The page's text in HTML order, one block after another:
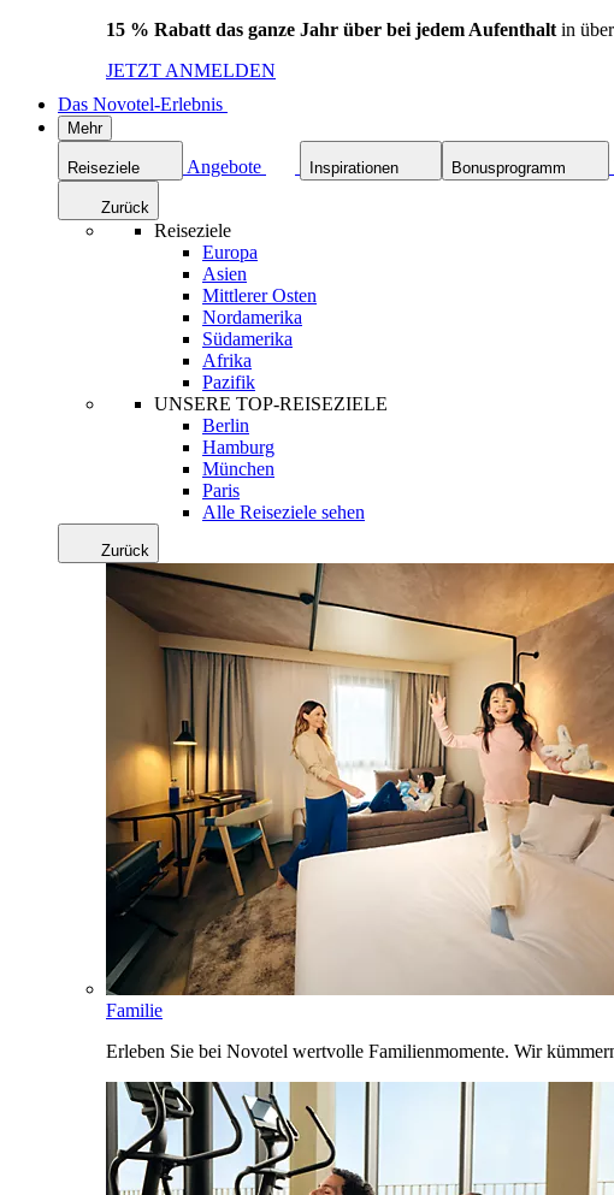
15 % Rabatt das ganze Jahr über bei jedem Aufenthalt in
JETZT ANMELDEN
Das Novotel-Erlebnis
Mehr
Reiseziele Angebote Inspirationen Bonusprogramm
Zurück
Reiseziele
Europa
Asien
Mittlerer Osten
Nordamerika
Südamerika
Afrika
Pazifik
UNSERE TOP-REISEZIELE
Berlin
Hamburg
München
Paris
Alle Reiseziele sehen
Zurück
Familie
Erleben Sie bei Novotel wertvolle Familienmomente. Wir